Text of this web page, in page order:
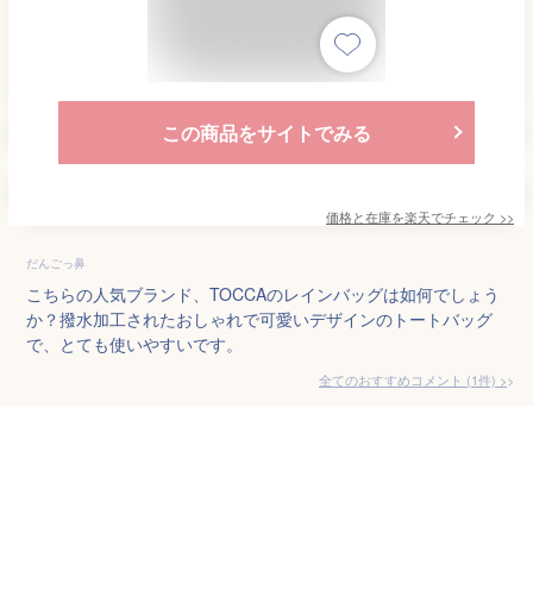
この商品をサイトでみる
価格と在庫を楽天でチェック >>
だんごっ鼻
こちらの人気ブランド、TOCCAのレインバッグは如何でしょう
か？撥水加工されたおしゃれで可愛いデザインのトートバッグ
で、とても使いやすいです。
全てのおすすめコメント (1件) >